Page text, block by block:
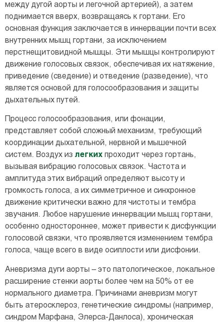
между дугой аорты и легочной артерией), а затем
поднимается вверх, возвращаясь к гортани. Его
основная функция заключается в иннервации почти всех
внутренних мышц гортани, за исключением
перстнещитовидной мышцы. Эти мышцы контролируют
движение голосовых связок, обеспечивая их натяжение,
приведение (сведение) и отведение (разведение), что
является основой для голосообразования и защиты
дыхательных путей.
Процесс голосообразования, или фонации,
представляет собой сложный механизм, требующий
координации дыхательной, нервной и мышечной
систем. Воздух из легких проходит через гортань,
вызывая вибрацию голосовых связок. Частота и
амплитуда этих вибраций определяют высоту и
громкость голоса, а их симметричное и синхронное
движение критически важно для чистоты и тембра
звучания. Любое нарушение иннервации мышц гортани,
особенно одностороннее, может привести к дисфункции
голосовой связки, что проявляется изменением тембра
голоса, чаще всего в виде осиплости или дисфонии.
Аневризма дуги аорты – это патологическое, локальное
расширение стенки аорты более чем на 50% от ее
нормального диаметра. Причинами аневризм могут
быть атеросклероз, генетические синдромы (например,
синдром Марфана, Элерса-Данлоса), хроническая